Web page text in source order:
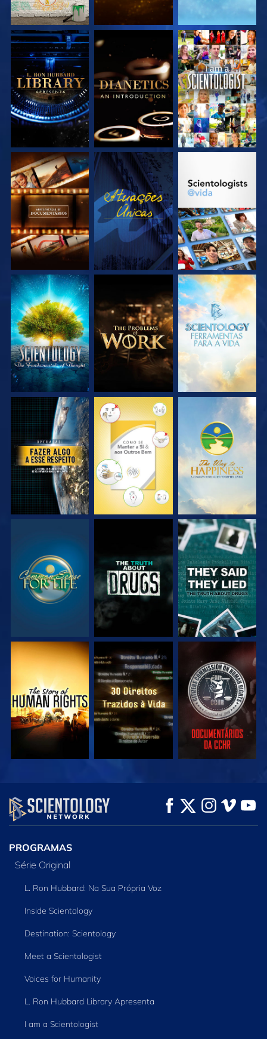
EXPLORE A SÉRIE EXPLORE A SÉRIE VEJA
EXPLORE A SÉRIE VEJA EXPLORE A SÉRIE
EXPLORE A SÉRIE EXPLORE A SÉRIE EXPLORE A SÉRIE
VEJA VEJA VEJA
VEJA VEJA VEJA
VEJA VEJA VEJA
VEJA EXPLORE A SÉRIE
PROGRAMAS
Série Original
L. Ron Hubbard: Na Sua Própria Voz
Inside Scientology
Destination: Scientology
Meet a Scientologist
Voices for Humanity
L. Ron Hubbard Library Apresenta
I am a Scientologist